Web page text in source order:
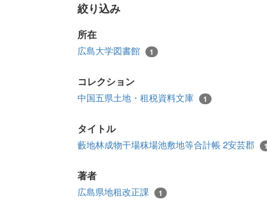
絞り込み
所在
広島大学図書館 1
コレクション
中国五県土地・租税資料文庫 1
タイトル
藪地林成物干場秣場池敷地等合計帳 2安芸郡
著者
広島県地租改正課 1